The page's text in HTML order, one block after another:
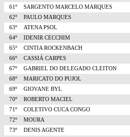
61º
SARGENTO MARCELO MARQUES
62º
PAULO MARQUES
63º
ATENA PSOL
64º
IDENIR CECCHIM
65º
CINTIA ROCKENBACH
66º
CASSIÁ CARPES
67º
GABRIEL DO DELEGADO CLEITON
68º
MARICATO DO PUJOL
69º
GIOVANE BYL
70º
ROBERTO MACIEL
71º
COLETIVO CUCA CONGO
72º
MOURA
73º
DENIS AGENTE